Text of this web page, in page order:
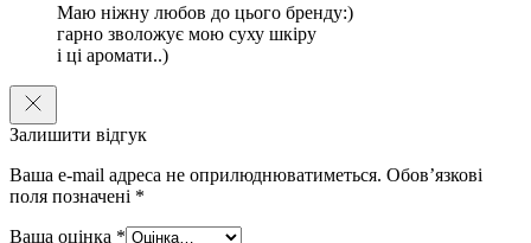
Маю ніжну любов до цього бренду:)
гарно зволожує мою суху шкіру
і ці аромати..)
Залишити відгук
Ваша e-mail адреса не оприлюднюватиметься. Обов’язкові
поля позначені *
Ваша оцінка *